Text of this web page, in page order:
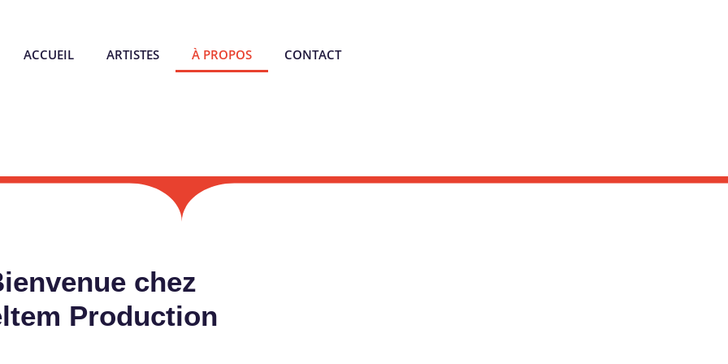
ACCUEIL ARTISTES À PROPOS CONTACT
chez
Production